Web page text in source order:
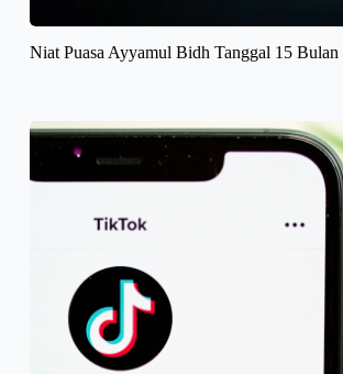
Niat Puasa Ayyamul Bidh Tanggal 15 Bulan